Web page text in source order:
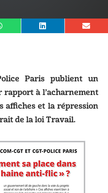
Paris publient un
à l’acharnement
affiches et la répression
de la loi Travail.